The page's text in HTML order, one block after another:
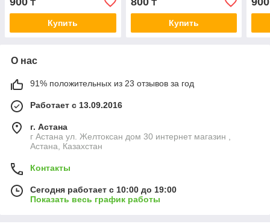
₸
Купить
₸
Купить
О нас
91% положительных из 23 отзывов за год
Работает с 13.09.2016
г. Астана
г Астана ул. Желтоксан дом 30 интернет магазин ,
Астана, Казахстан
Контакты
Сегодня работает с 10:00 до 19:00
Показать весь график работы